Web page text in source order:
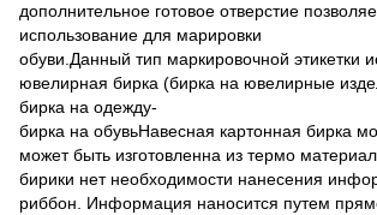
дополнительное готовое отверстие
использование для марировки
обуви.Данный тип маркировочной этикетки
ювелирная бирка (бирка на ювелирные
бирка на одежду-
бирка на обувьНавесная картонная бирка
может быть изготовленна из термо
бирики нет необходимости нанесения
риббон. Информация наносится путем